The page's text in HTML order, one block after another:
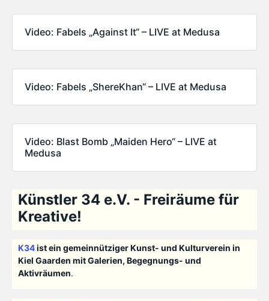
Video: Fabels „Against It“ – LIVE at Medusa
Video: Fabels „ShereKhan“ – LIVE at Medusa
Video: Blast Bomb „Maiden Hero“ – LIVE at
Medusa
Künstler 34 e.V. - Freiräume für
Kreative!
K34ist ein gemeinnütziger Kunst- und Kulturverein in
Kiel Gaarden mit Galerien, Begegnungs- und
Aktivräumen.